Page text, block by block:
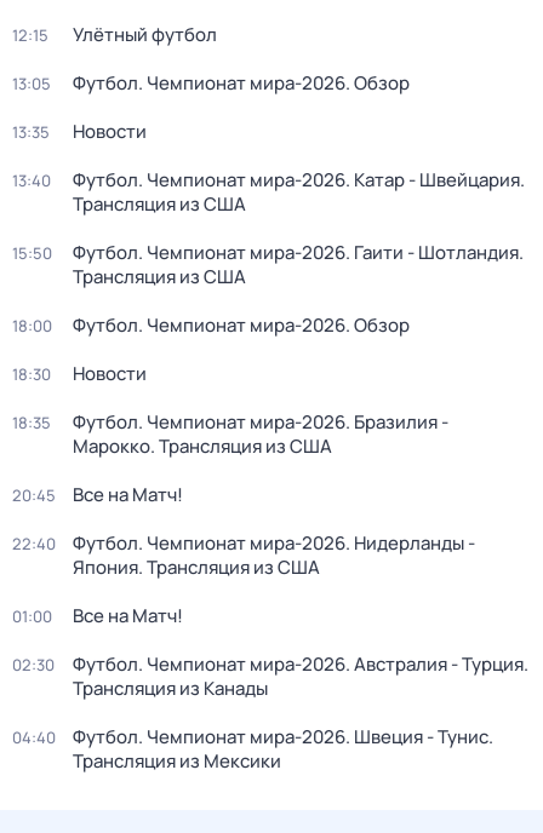
12:15 Улётный футбол
13:05 Футбол. Чемпионат мира-2026. Обзор
13:35 Новости
13:40
Футбол. Чемпионат мира-2026. Катар - Швейцария.
Трансляция из США
15:50
Футбол. Чемпионат мира-2026. Гаити - Шотландия.
Трансляция из США
18:00 Футбол. Чемпионат мира-2026. Обзор
18:30 Новости
18:35
Футбол. Чемпионат мира-2026. Бразилия -
Марокко. Трансляция из США
20:45 Все на Матч!
22:40
Футбол. Чемпионат мира-2026. Нидерланды -
Япония. Трансляция из США
01:00 Все на Матч!
02:30
Футбол. Чемпионат мира-2026. Австралия - Турция.
Трансляция из Канады
04:40
Футбол. Чемпионат мира-2026. Швеция - Тунис.
Трансляция из Мексики